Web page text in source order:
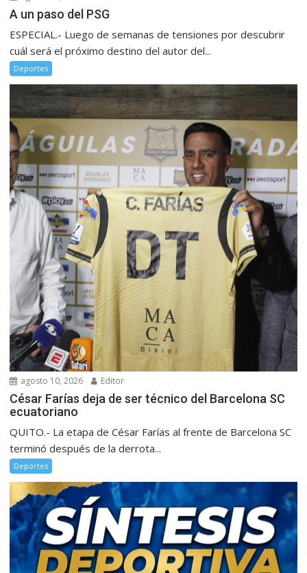
A un paso del PSG
ESPECIAL.- Luego de semanas de tensiones por descubrir
cuál será el próximo destino del autor del...
Deportes
agosto 10, 2026 Editor
César Farías deja de ser técnico del Barcelona SC
ecuatoriano
QUITO.- La etapa de César Farías al frente de Barcelona SC
terminó después de la derrota...
Deportes